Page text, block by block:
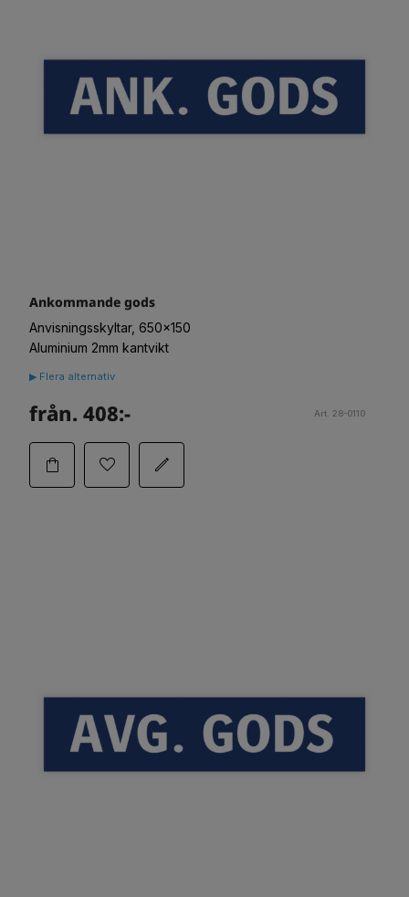
Ankommande gods
Anvisningsskyltar, 650x150
Aluminium 2mm kantvikt
▶ Flera alternativ
från. 408:- Art. 28-0110